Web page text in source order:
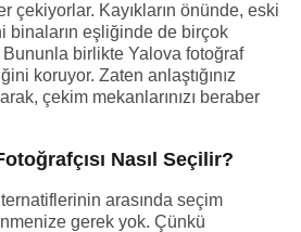
çekiyorlar. Kayıkların önünde, eski
binaların eşliğinde de birçok
birlikte Yalova fotoğraf
koruyor. Zaten anlaştığınız
çekim mekanlarınızı beraber
Nasıl Seçilir?
arasında seçim
gerek yok. Çünkü